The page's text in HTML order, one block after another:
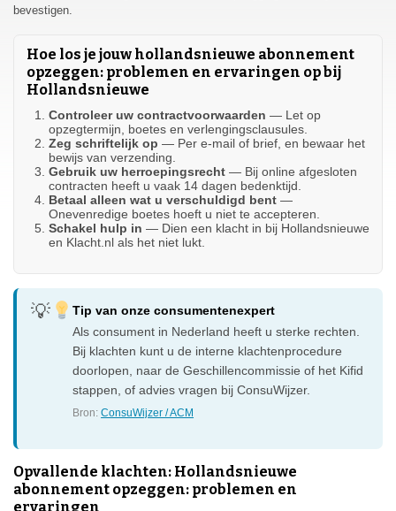
bevestigen.
Hoe los je jouw hollandsnieuwe abonnement
opzeggen: problemen en ervaringen op bij
Hollandsnieuwe
Controleer uw contractvoorwaarden — Let op
opzegtermijn, boetes en verlengingsclausules.
Zeg schriftelijk op — Per e-mail of brief, en bewaar het
bewijs van verzending.
Gebruik uw herroepingsrecht — Bij online afgesloten
contracten heeft u vaak 14 dagen bedenktijd.
Betaal alleen wat u verschuldigd bent —
Onevenredige boetes hoeft u niet te accepteren.
Schakel hulp in — Dien een klacht in bij Hollandsnieuwe
en Klacht.nl als het niet lukt.
Tip van onze consumentenexpert
Als consument in Nederland heeft u sterke rechten.
Bij klachten kunt u de interne klachtenprocedure
doorlopen, naar de Geschillencommissie of het Kifid
stappen, of advies vragen bij ConsuWijzer.
Bron:ConsuWijzer / ACM
Opvallende klachten: Hollandsnieuwe
abonnement opzeggen: problemen en
ervaringen